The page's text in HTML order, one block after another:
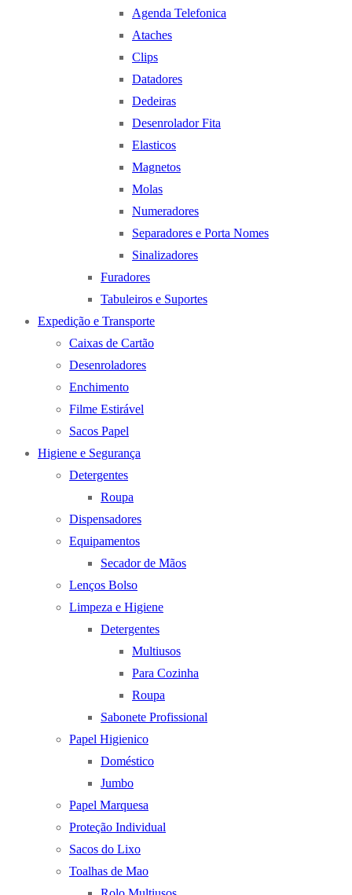
Agenda Telefonica
Ataches
Clips
Datadores
Dedeiras
Desenrolador Fita
Elasticos
Magnetos
Molas
Numeradores
Separadores e Porta Nomes
Sinalizadores
Furadores
Tabuleiros e Suportes
Expedição e Transporte
Caixas de Cartão
Desenroladores
Enchimento
Filme Estirável
Sacos Papel
Higiene e Segurança
Detergentes
Roupa
Dispensadores
Equipamentos
Secador de Mãos
Lenços Bolso
Limpeza e Higiene
Detergentes
Multiusos
Para Cozinha
Roupa
Sabonete Profissional
Papel Higienico
Doméstico
Jumbo
Papel Marquesa
Proteção Individual
Sacos do Lixo
Toalhas de Mao